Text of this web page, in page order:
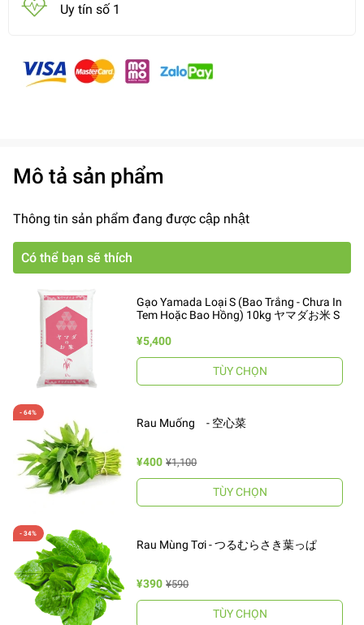
Uy tín số 1
Mô tả sản phẩm
Thông tin sản phẩm đang được cập nhật
Có thể bạn sẽ thích
Gạo Yamada Loại S (Bao Trắng - Chưa In
Tem Hoặc Bao Hồng) 10kg ヤマダお米 S
¥5,400
TÙY CHỌN
Rau Muống - 空心菜
¥400 ¥1,100
TÙY CHỌN
Rau Mùng Tơi - つるむらさき葉っぱ
¥390 ¥590
TÙY CHỌN